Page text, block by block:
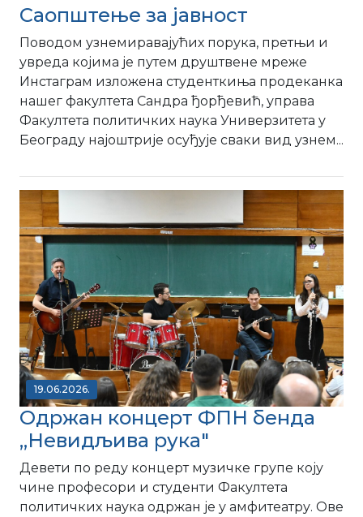
Саопштење за јавност
Поводом узнемиравајућих порука, претњи и
увреда којима је путем друштвене мреже
Инстаграм изложена студенткиња продеканка
нашег факултета Сандра ђорђевић, управа
Факултета политичких наука Универзитета у
Београду најоштрије осуђује сваки вид узнем...
19.06.2026.
Одржан концерт ФПН бенда
,,Невидљива рука"
Девети по реду концерт музичке групе коју
чине професори и студенти Факултета
политичких наука одржан је у амфитеатру. Ове